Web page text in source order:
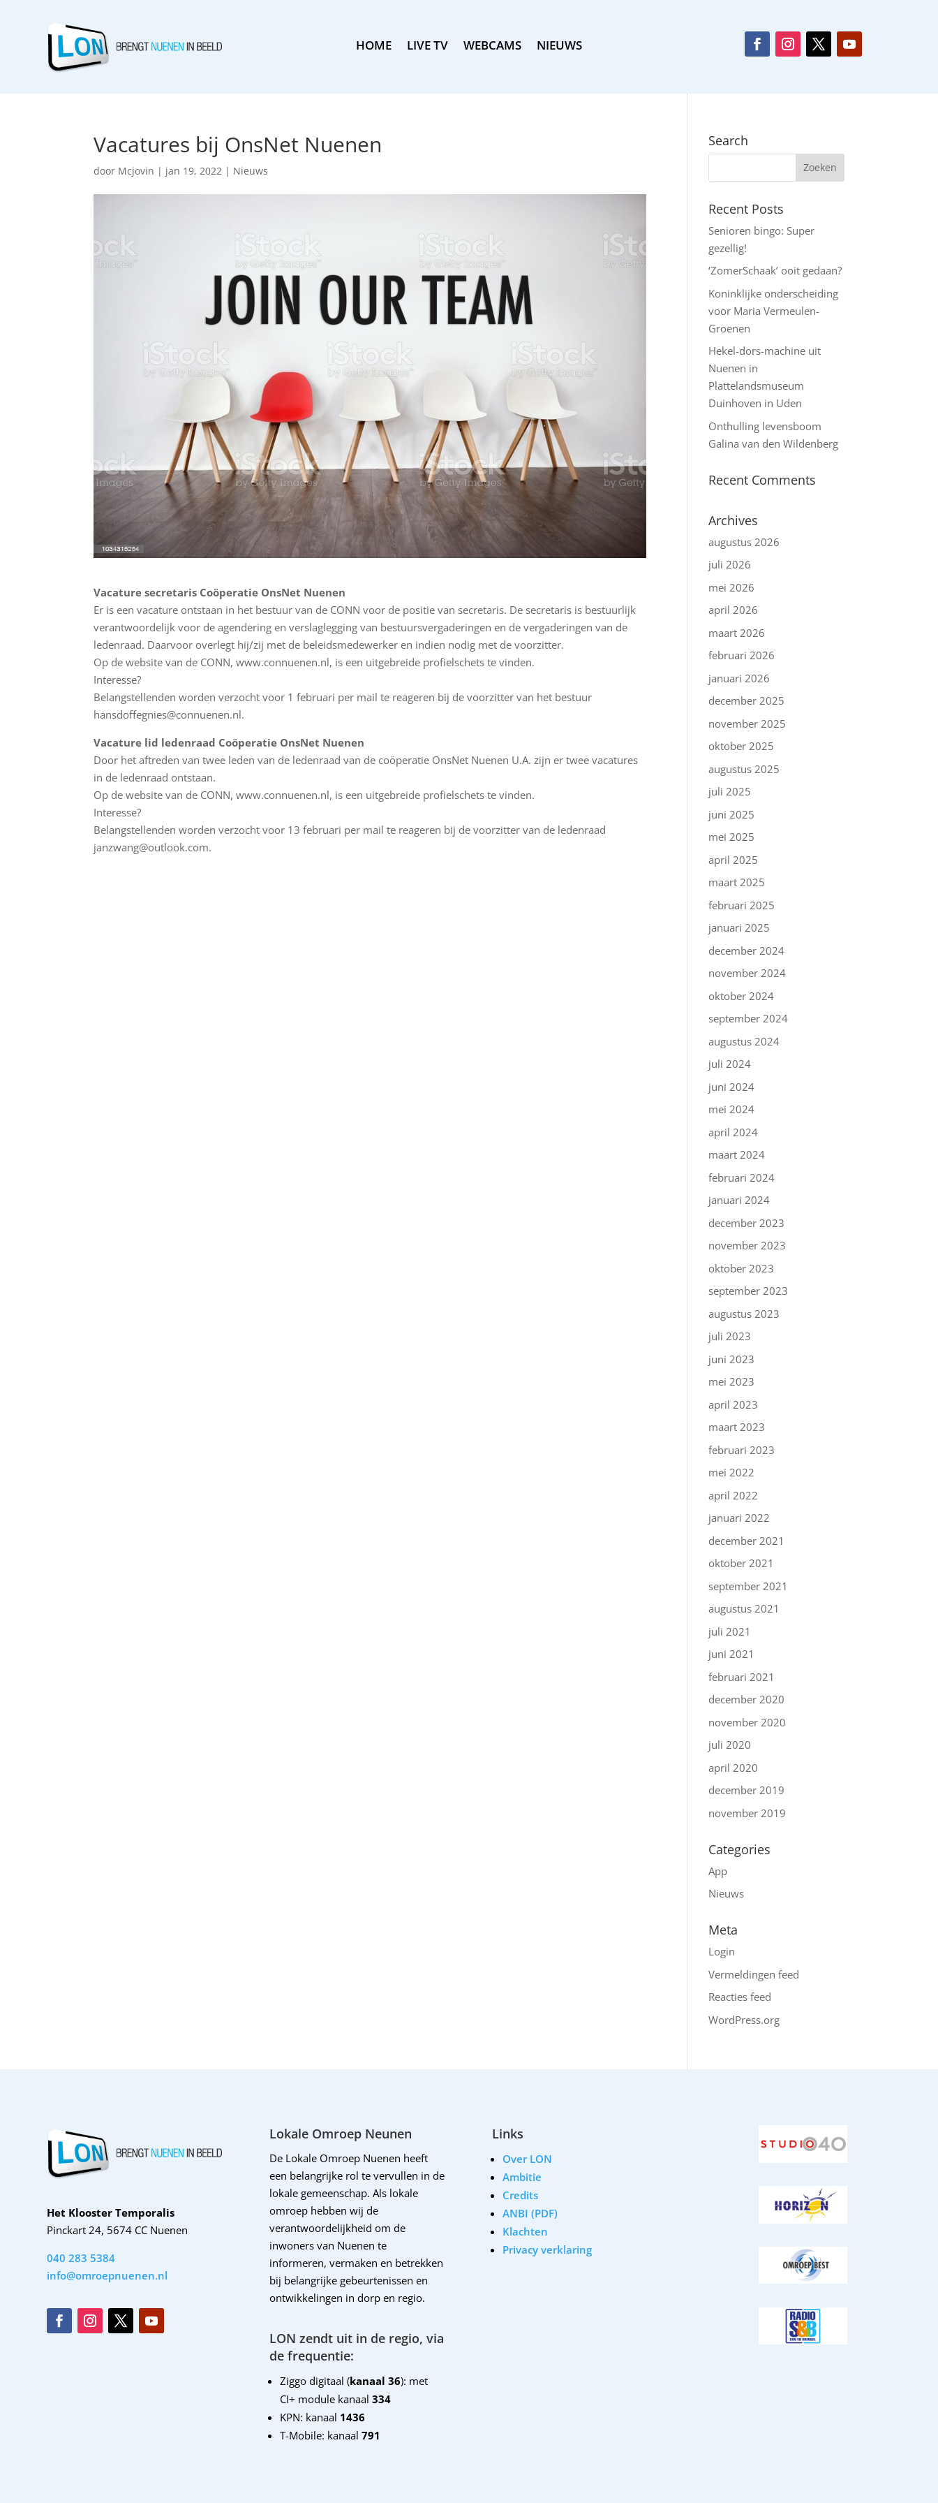
HOME LIVE TV WEBCAMS NIEUWS
Vacatures bij OnsNet Nuenen
door Mcjovin | jan 19, 2022 | Nieuws
Vacature secretaris Coöperatie OnsNet Nuenen
Er is een vacature ontstaan in het bestuur van de CONN voor de positie van secretaris. De secretaris is bestuurlijk
verantwoordelijk voor de agendering en verslaglegging van bestuursvergaderingen en de vergaderingen van de
ledenraad. Daarvoor overlegt hij/zij met de beleidsmedewerker en indien nodig met de voorzitter.
Op de website van de CONN, www.connuenen.nl, is een uitgebreide profielschets te vinden.
Interesse?
Belangstellenden worden verzocht voor 1 februari per mail te reageren bij de voorzitter van het bestuur
hansdoffegnies@connuenen.nl.
Vacature lid ledenraad Coöperatie OnsNet Nuenen
Door het aftreden van twee leden van de ledenraad van de coöperatie OnsNet Nuenen U.A. zijn er twee vacatures
in de ledenraad ontstaan.
Op de website van de CONN, www.connuenen.nl, is een uitgebreide profielschets te vinden.
Interesse?
Belangstellenden worden verzocht voor 13 februari per mail te reageren bij de voorzitter van de ledenraad
janzwang@outlook.com.
Search
Recent Posts
Senioren bingo: Super
gezellig!
‘ZomerSchaak’ ooit gedaan?
Koninklijke onderscheiding
voor Maria Vermeulen-
Groenen
Hekel-dors-machine uit
Nuenen in
Plattelandsmuseum
Duinhoven in Uden
Onthulling levensboom
Galina van den Wildenberg
Recent Comments
Archives
augustus 2026
juli 2026
mei 2026
april 2026
maart 2026
februari 2026
januari 2026
december 2025
november 2025
oktober 2025
augustus 2025
juli 2025
juni 2025
mei 2025
april 2025
maart 2025
februari 2025
januari 2025
december 2024
november 2024
oktober 2024
september 2024
augustus 2024
juli 2024
juni 2024
mei 2024
april 2024
maart 2024
februari 2024
januari 2024
december 2023
november 2023
oktober 2023
september 2023
augustus 2023
juli 2023
juni 2023
mei 2023
april 2023
maart 2023
februari 2023
mei 2022
april 2022
januari 2022
december 2021
oktober 2021
september 2021
augustus 2021
juli 2021
juni 2021
februari 2021
december 2020
november 2020
juli 2020
april 2020
december 2019
november 2019
Categories
App
Nieuws
Meta
Login
Vermeldingen feed
Reacties feed
WordPress.org
Het Klooster Temporalis
Pinckart 24, 5674 CC Nuenen
040 283 5384
info@omroepnuenen.nl
Lokale Omroep Neunen
De Lokale Omroep Nuenen heeft
een belangrijke rol te vervullen in de
lokale gemeenschap. Als lokale
omroep hebben wij de
verantwoordelijkheid om de
inwoners van Nuenen te
informeren, vermaken en betrekken
bij belangrijke gebeurtenissen en
ontwikkelingen in dorp en regio.
LON zendt uit in de regio, via
de frequentie:
Ziggo digitaal (kanaal 36): met
CI+ module kanaal 334
KPN: kanaal 1436
T-Mobile: kanaal791
Links
Over LON
Ambitie
Credits
ANBI (PDF)
Klachten
Privacy verklaring